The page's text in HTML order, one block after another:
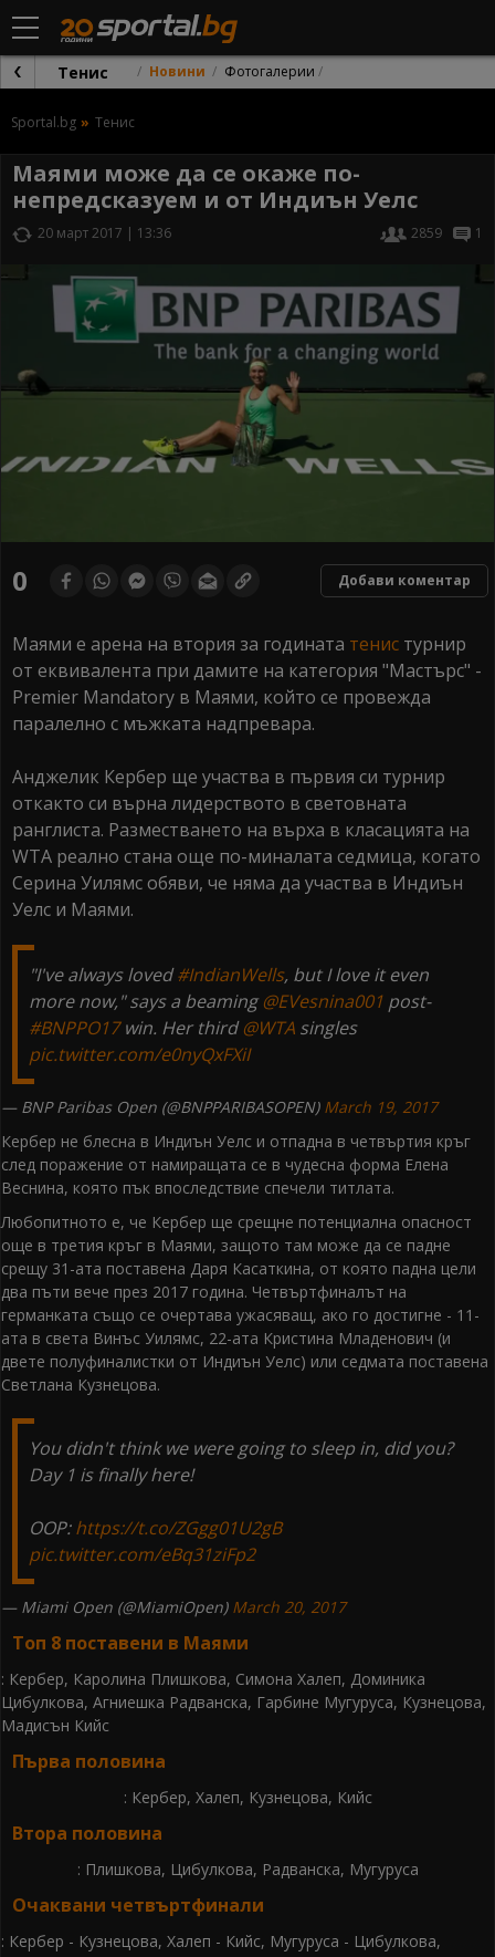
Тенис Новини Фотогалерии
Sportal.bg Тенис
Маями може да се окаже по-
непредсказуем и от Индиън Уелс
20 март 2017 | 13:36 2859 1
0 Добави коментар
Маями е арена на втория за годината тенис турнир
от еквивалента при дамите на категория "Мастърс" -
Premier Mandatory в Маями, който се провежда
паралелно с мъжката надпревара.
Анджелик Кербер ще участва в първия си турнир
откакто си върна лидерството в световната
ранглиста. Разместването на върха в класацията на
WTA реално стана още по-миналата седмица, когато
Серина Уилямс обяви, че няма да участва в Индиън
Уелс и Маями.
"I've always loved#IndianWells, but I love it even
more now," says a beaming@EVesnina001 post-
#BNPPO17win. Her third@WTA singles
pic.twitter.com/e0nyQxFXiI
— BNP Paribas Open (@BNPPARIBASOPEN) March 19, 2017
Кербер не блесна в Индиън Уелс и отпадна в четвъртия кръг
след поражение от намиращата се в чудесна форма Елена
Веснина, която пък впоследствие спечели титлата.
Любопитното е, че Кербер ще срещне потенциална опасност
още в третия кръг в Маями, защото там може да се падне
срещу 31-ата поставена Даря Касаткина, от която падна цели
два пъти вече през 2017 година. Четвъртфиналът на
германката също се очертава ужасяващ, ако го достигне - 11-
ата в света Винъс Уилямс, 22-ата Кристина Младенович (и
двете полуфиналистки от Индиън Уелс) или седмата поставена
Светлана Кузнецова.
You didn't think we were going to sleep in, did you?
Day 1 is finally here!
OOP:https://t.co/ZGgg01U2gB
pic.twitter.com/eBq31ziFp2
— Miami Open (@MiamiOpen) March 20, 2017
Топ 8 поставени в Маями
: Кербер, Каролина Плишкова, Симона Халеп, Доминика
Цибулкова, Агниешка Радванска, Гарбине Мугуруса, Кузнецова,
Мадисън Кийс
Първа половина
: Кербер, Халеп, Кузнецова, Кийс
Втора половина
: Плишкова, Цибулкова, Радванска, Мугуруса
Очаквани четвъртфинали
: Кербер - Кузнецова, Халеп - Кийс, Мугуруса - Цибулкова,